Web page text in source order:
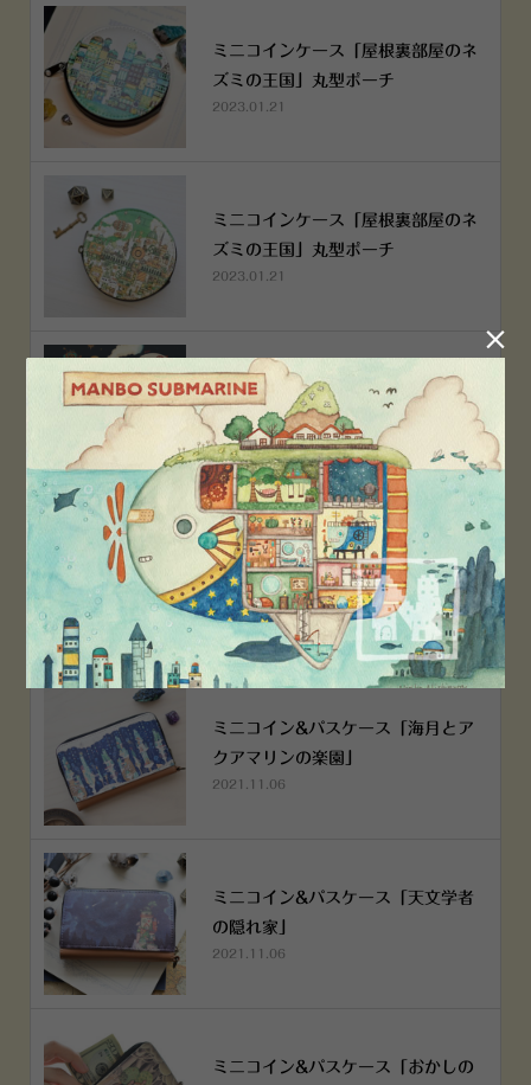
ミニコインケース「屋根裏部屋のネ
ズミの王国」丸型ポーチ
2023.01.21
ミニコインケース「屋根裏部屋のネ
ズミの王国」丸型ポーチ
2023.01.21
横浜赤レンガ倉庫店 12月6日 O
PEN！
2022.12.05
空想街雑貨店《吉祥寺本店》４月２
５日OPEN!
2022.03.29
ミニコイン&パスケース「海月とア
クアマリンの楽園」
2021.11.06
ミニコイン&パスケース「天文学者
の隠れ家」
2021.11.06
ミニコイン&パスケース「おかしの
